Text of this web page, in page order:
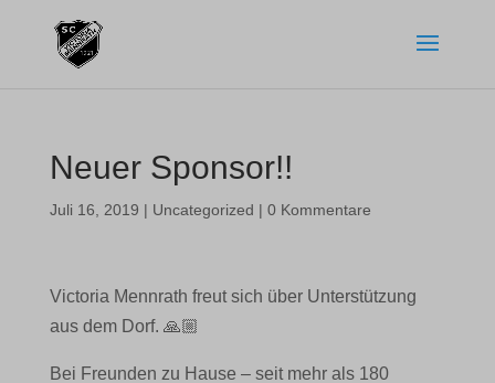
Neuer Sponsor!!
Juli 16, 2019 | Uncategorized | 0 Kommentare
Victoria Mennrath freut sich über Unterstützung
aus dem Dorf. 🙏🏼
Bei Freunden zu Hause – seit mehr als 180